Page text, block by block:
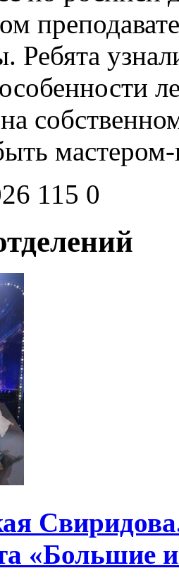
Ребята
115 0
«Большие